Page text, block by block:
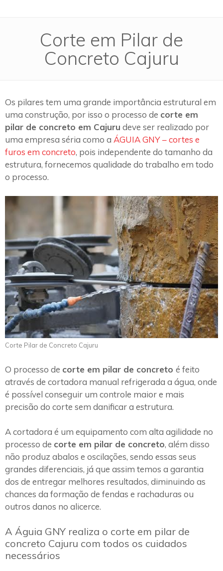
Corte em Pilar de
Concreto Cajuru
Os pilares tem uma grande importância estrutural em
uma construção, por isso o processo de corte em
pilar de concreto em Cajuru deve ser realizado por
uma empresa séria como a ÁGUIA GNY – cortes e
furos em concreto, pois independente do tamanho da
estrutura, fornecemos qualidade do trabalho em todo
o processo.
Corte Pilar de Concreto Cajuru
O processo de corte em pilar de concreto é feito
através de cortadora manual refrigerada a água, onde
é possível conseguir um controle maior e mais
precisão do corte sem danificar a estrutura.
A cortadora é um equipamento com alta agilidade no
processo de corte em pilar de concreto, além disso
não produz abalos e oscilações, sendo essas seus
grandes diferenciais, já que assim temos a garantia
dos de entregar melhores resultados, diminuindo as
chances da formação de fendas e rachaduras ou
outros danos no alicerce.
A Águia GNY realiza o corte em pilar de
concreto Cajuru com todos os cuidados
necessários